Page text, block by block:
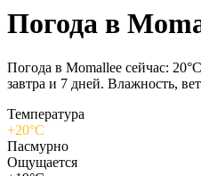
Погода в
Погода в Momalleе сейчас:
завтра и 7 дней. Влажность,
Температура
+20°C
Пасмурно
Ощущается